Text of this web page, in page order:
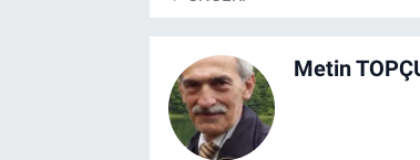
Metin